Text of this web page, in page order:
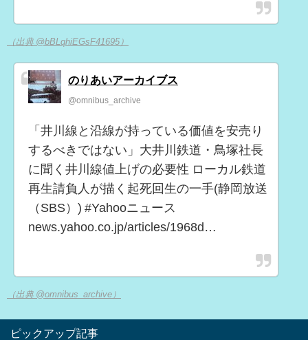
（出典 @bBLqhiEGsF41695）
のりあいアーカイブス
@omnibus_archive
「井川線と沿線が持っている価値を安売り
するべきではない」大井川鉄道・鳥塚社長
に聞く井川線値上げの必要性 ローカル鉄道
再生請負人が描く起死回生の一手(静岡放送
（SBS）) #Yahooニュース
news.yahoo.co.jp/articles/1968d…
（出典 @omnibus_archive）
ピックアップ記事